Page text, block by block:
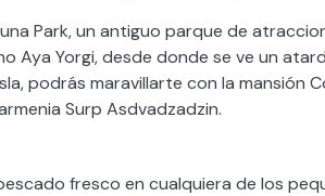
Park, un antiguo parque de
Aya Yorgi, desde donde se ve un
podrás maravillarte con la mansión
Surp Asdvadzadzin.
fresco en cualquiera de los